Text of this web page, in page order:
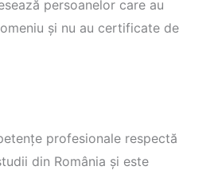
persoanelor care au
şi nu au certificate de
profesionale respectă
din România şi este